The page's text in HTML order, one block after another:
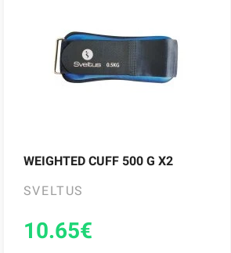
WEIGHTED CUFF 500 G X2
SVELTUS
10.65€